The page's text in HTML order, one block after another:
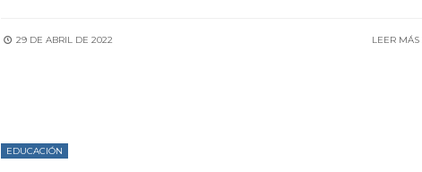
29 DE ABRIL DE 2022 LEER MÁS
EDUCACIÓN